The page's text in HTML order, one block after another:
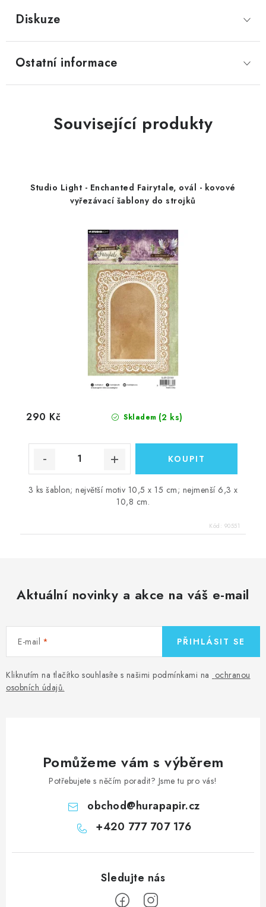
Diskuze
Ostatní informace
Související produkty
Studio Light - Enchanted Fairytale, ovál - kovové
vyřezávací šablony do strojků
Skladem (2 ks)
290 Kč
3 ks šablon; největší motiv 10,5 x 15 cm; nejmenší 6,3 x
10,8 cm.
Kód: 90551
Aktuální novinky a akce na váš e-mail
E-mail
Kliknutím na tlačítko souhlasíte s našimi podmínkami na ochranou
osobních údajů.
PŘIHLÁSIT SE
Pomůžeme vám s výběrem
Potřebujete s něčím poradit? Jsme tu pro vás!
obchod@hurapapir.cz
+420 777 707 176